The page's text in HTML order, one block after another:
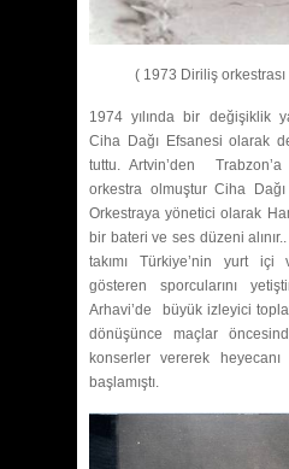
( 1973 Diriliş
1974 yılında bir değişiklik
Ciha Dağı Efsanesi olarak
tuttu. Artvin’den
orkestra olmuştur Ciha
Orkestraya yönetici olarak
bir bateri ve ses düzeni
takımı Türkiye’nin yurt içi
gösteren sporcularını
Arhavi’de büyük izleyici
dönüşünce maçlar
konserler vererek
başlamıştı.